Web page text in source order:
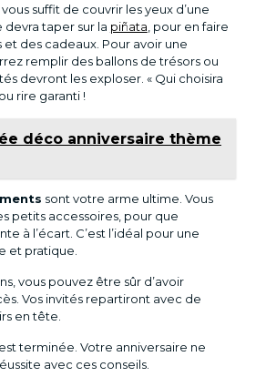
suffit de couvrir les yeux d’une
devra taper sur la piñata , pour en faire
des cadeaux. Pour avoir une
remplir des ballons de trésors ou
devront les exploser. « Qui choisira
rire garanti !
déco anniversaire thème
sont votre arme ultime. Vous
petits accessoires, pour que
à l’écart. C’est l’idéal pour une
et pratique.
vous pouvez être sûr d’avoir
Vos invités repartiront avec de
en tête.
terminée. Votre anniversaire ne
avec ces conseils.